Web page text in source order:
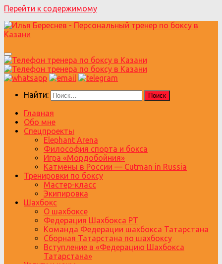
Перейти к содержимому
Найти:
Главная
Обо мне
Спецпроекты
Elephant Arena
Философия спорта и бокса
Игра «Мордобойния»
Катмены в России — Cutman in Russia
Тренировки по боксу
Мастер-класс
Экипировка
Шахбокс
О шахбоксе
Федерация Шахбокса РТ
Команда Федерации шахбокса Татарстана
Сборная Татарстана по шахбоксу
Вступление в «Федерацию Шахбокса
Татарстана»